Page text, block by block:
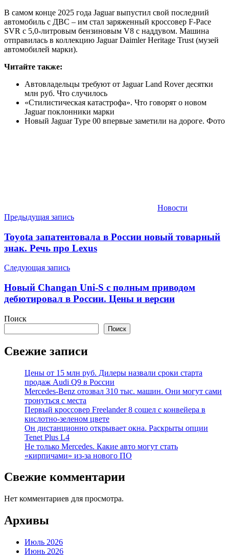
В самом конце 2025 года Jaguar выпустил свой последний
автомобиль с ДВС – им стал заряженный кроссовер F-Pace
SVR с 5,0-литровым бензиновым V8 с наддувом. Машина
отправилась в коллекцию Jaguar Daimler Heritage Trust (музей
автомобилей марки).
Читайте также:
Автовладельцы требуют от Jaguar Land Rover десятки
млн руб. Что случилось
«Стилистическая катастрофа». Что говорят о новом
Jaguar поклонники марки
Новый Jaguar Type 00 впервые заметили на дороге. Фото
Новости
Навигация
по
записям
Предыдущая запись
Toyota запатентовала в России новый товарный
знак. Речь про Lexus
Следующая запись
Новый Changan Uni-S с полным приводом
дебютировал в России. Цены и версии
Поиск
Поиск
Свежие записи
Цены от 15 млн руб. Дилеры назвали сроки старта
продаж Audi Q9 в России
Mercedes-Benz отозвал 310 тыс. машин. Они могут сами
тронуться с места
Первый кроссовер Freelander 8 сошел с конвейера в
кислотно-зеленом цвете
Он дистанционно открывает окна. Раскрыты опции
Tenet Plus L4
Не только Mercedes. Какие авто могут стать
«кирпичами» из-за нового ПО
Свежие комментарии
Нет комментариев для просмотра.
Архивы
Июль 2026
Июнь 2026